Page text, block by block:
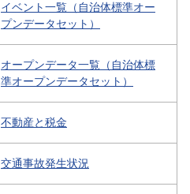
イベント一覧（自治体標準オー
プンデータセット）
オープンデータ一覧（自治体標
準オープンデータセット）
不動産と税金
交通事故発生状況